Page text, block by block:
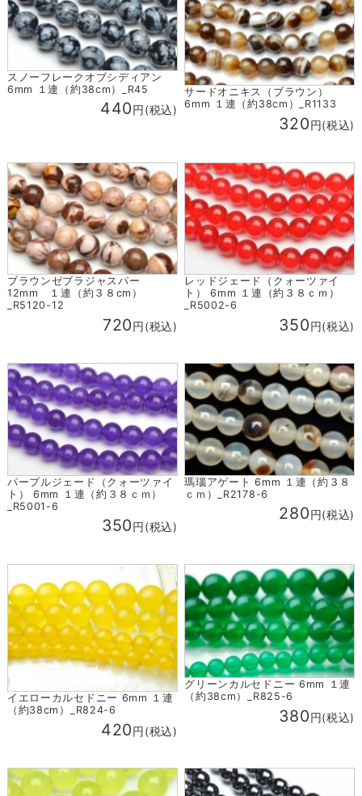
スノーフレークオブシディアン
6mm １連（約38cm）_R45
440円(税込)
サードオニキス（ブラウン）
6mm １連（約38cm）_R1133
320円(税込)
ブラウンゼブラジャスパー
12mm １連（約３８cm）
_R5120-12
720円(税込)
レッドジェード（クォーツァイ
ト） 6mm １連（約３８ｃｍ）
_R5002-6
350円(税込)
パープルジェード（クォーツァイ
ト） 6mm １連（約３８ｃｍ）
_R5001-6
350円(税込)
瑪瑙アゲート 6mm １連（約３８
ｃｍ）_R2178-6
280円(税込)
イエローカルセドニー 6mm １連
（約38cm）_R824-6
420円(税込)
グリーンカルセドニー 6mm １連
（約38cm）_R825-6
380円(税込)